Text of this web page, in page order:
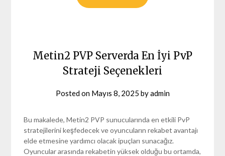
Metin2 PVP Serverda En İyi PvP
Strateji Seçenekleri
Posted on Mayıs 8, 2025 byadmin
Bu makalede, Metin2 PVP sunucularında en etkili PvP
stratejilerini keşfedecek ve oyuncuların rekabet avantajı
elde etmesine yardımcı olacak ipuçları sunacağız.
Oyuncular arasında rekabetin yüksek olduğu bu ortamda,